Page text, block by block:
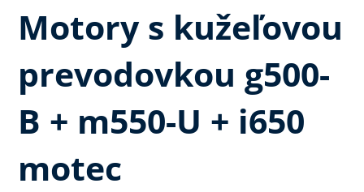
Motory s kužeľovou
prevodovkou g500-
B + m550-U + i650
motec